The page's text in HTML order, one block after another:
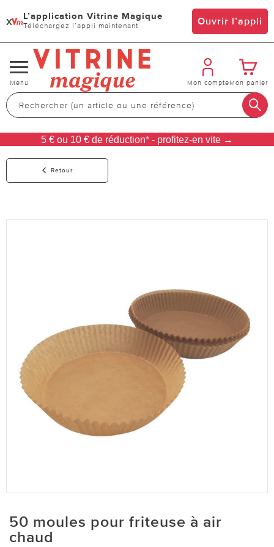
x L’application Vitrine Magique
Téléchargez l’appli maintenant Ouvrir l’appli
Changer
de
navigation
Menu Mon compteMon panier
5 € ou 10 € de réduction* - profitez-en vite →
Retour
50 moules pour friteuse à air
chaud